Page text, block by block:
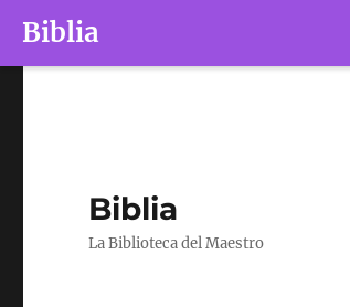
Biblia
Biblia
La Biblioteca del Maestro